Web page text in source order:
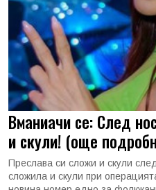
Вманиачи се: След
и скули! (още
Преслава си сложи и скули
сложила и скули при